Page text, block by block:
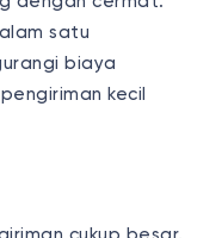
satu
biaya
kecil